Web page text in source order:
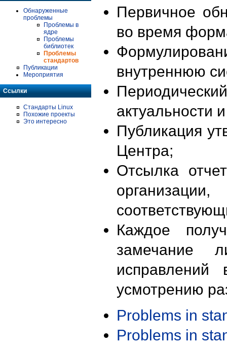
Обнаруженные
проблемы
Проблемы в
ядре
Проблемы
библиотек
Проблемы
стандартов
Публикации
Мероприятия
Ссылки
Стандарты Linux
Похожие проекты
Это интересно
Первичное
во время
внутреннюю
актуальности
Публикация
Центра;
Отсылка
Каждое
замечание
исправлений
усмотрению
Problems in
Problems in